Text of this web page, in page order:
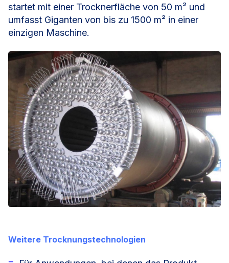
startet mit einer Trocknerfläche von 50 m² und
umfasst Giganten von bis zu 1500 m² in einer
einzigen Maschine.
Weitere Trocknungstechnologien